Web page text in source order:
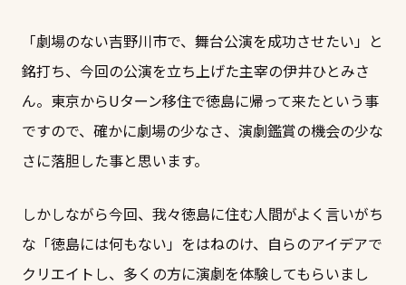
「劇場のない吉野川市で、舞台公演を成功させたい」と
銘打ち、今回の公演を立ち上げた主宰の伊井ひとみさ
ん。東京からUターン移住で徳島に帰って来たという事
ですので、確かに劇場の少なさ、演劇鑑賞の機会の少な
さに落胆した事と思います。
しかしながら今回、我々徳島に住む人間がよく言いがち
な「徳島には何もない」をはねのけ、自らのアイデアで
クリエイトし、多くの方に演劇を体験してもらいまし